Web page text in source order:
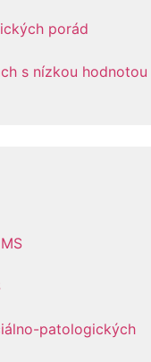
porád
s nízkou hodnotou
patologických